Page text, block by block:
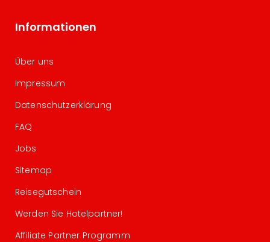
Informationen
Über uns
Impressum
Datenschutzerklärung
FAQ
Jobs
Sitemap
Reisegutschein
Werden Sie Hotelpartner!
Affiliate Partner Programm